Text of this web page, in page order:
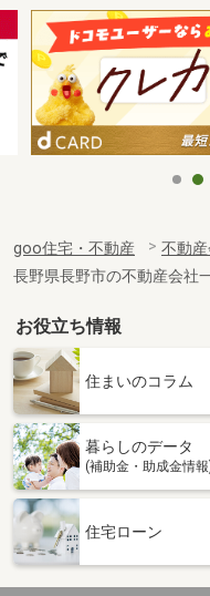
goo住宅・不動産 不動
長野県長野市の不動産会社
お役立ち情報
住まいのコラム
暮らしのデータ
(補助金・助成金情報
住宅ローン